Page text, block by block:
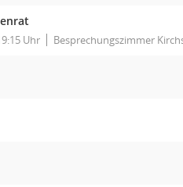
Uhr Besprechungszimmer